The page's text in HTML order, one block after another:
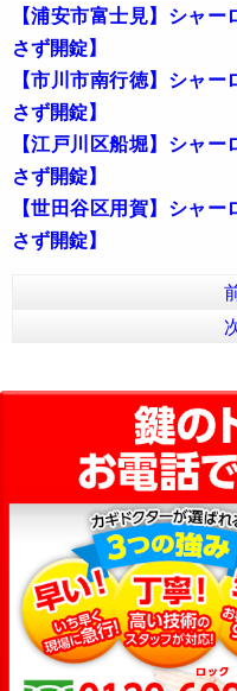
【浦安市富士見】シャ
さず開錠】
【市川市南行徳】シャ
さず開錠】
【江戸川区船堀】シャ
さず開錠】
【世田谷区用賀】シャ
さず開錠】